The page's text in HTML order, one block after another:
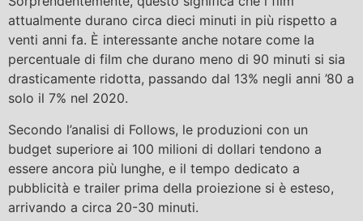
attualmente durano circa dieci minuti in più rispetto a
venti anni fa. È interessante anche notare come la
percentuale di film che durano meno di 90 minuti si sia
drasticamente ridotta, passando dal 13% negli anni ’80 a
solo il 7% nel 2020.
Secondo l’analisi di Follows, le produzioni con un
budget superiore ai 100 milioni di dollari tendono a
essere ancora più lunghe, e il tempo dedicato a
pubblicità e trailer prima della proiezione si è esteso,
arrivando a circa 20-30 minuti.